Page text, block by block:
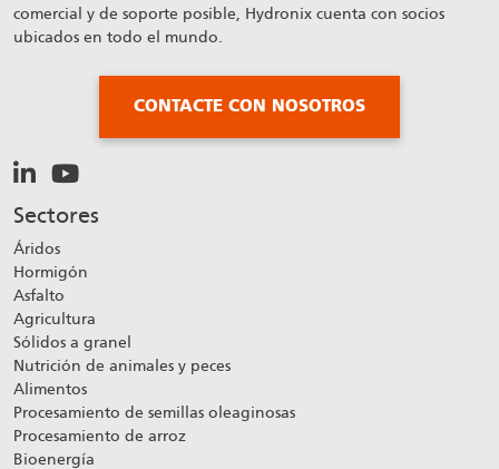
comercial y de soporte posible, Hydronix cuenta con socios
ubicados en todo el mundo.
CONTACTE CON NOSOTROS
Sectores
Áridos
Hormigón
Asfalto
Agricultura
Sólidos a granel
Nutrición de animales y peces
Alimentos
Procesamiento de semillas oleaginosas
Procesamiento de arroz
Bioenergía